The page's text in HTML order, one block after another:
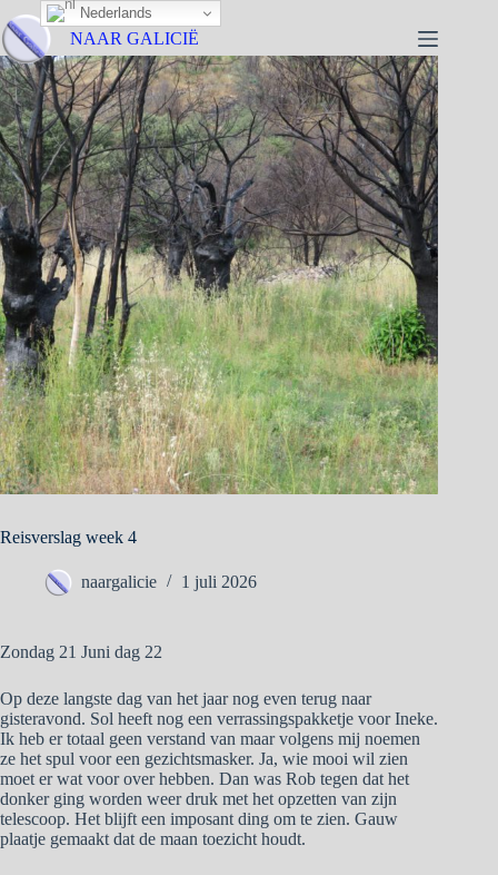
NAAR GALICIË
Reisverslag week 4
naargalicie 1 juli 2026
Zondag 21 Juni dag 22
Op deze langste dag van het jaar nog even terug naar
gisteravond. Sol heeft nog een verrassingspakketje voor Ineke.
Ik heb er totaal geen verstand van maar volgens mij noemen
ze het spul voor een gezichtsmasker. Ja, wie mooi wil zien
moet er wat voor over hebben. Dan was Rob tegen dat het
donker ging worden weer druk met het opzetten van zijn
telescoop. Het blijft een imposant ding om te zien. Gauw
plaatje gemaakt dat de maan toezicht houdt.
Nederlands